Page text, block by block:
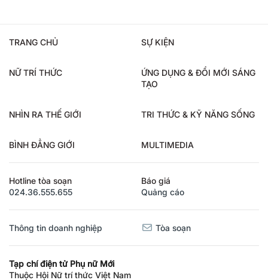
TRANG CHỦ SỰ KIỆN
NỮ TRÍ THỨC
ỨNG DỤNG & ĐỔI MỚI SÁNG
TẠO
NHÌN RA THẾ GIỚI TRI THỨC & KỸ NĂNG SỐNG
BÌNH ĐẲNG GIỚI MULTIMEDIA
Hotline tòa soạn
024.36.555.655
Báo giá
Quảng cáo
Thông tin doanh nghiệp Tòa soạn
Tạp chí điện tử Phụ nữ Mới
Thuộc Hội Nữ trí thức Việt Nam